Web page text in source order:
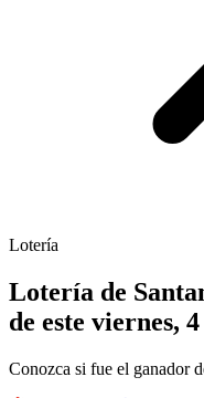
Lotería
Lotería de
de este viernes,
Conozca si fue el ganador